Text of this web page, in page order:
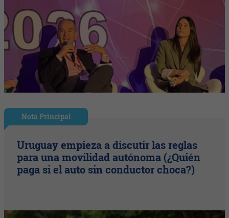
Nota Principal
Uruguay empieza a discutir las reglas
para una movilidad autónoma (¿Quién
paga si el auto sin conductor choca?)